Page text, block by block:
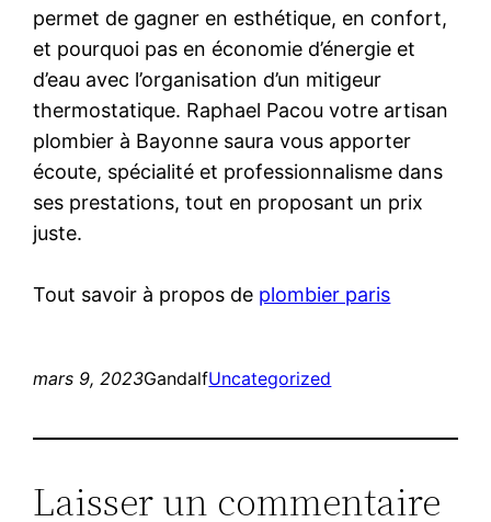
permet de gagner en esthétique, en confort,
et pourquoi pas en économie d’énergie et
d’eau avec l’organisation d’un mitigeur
thermostatique. Raphael Pacou votre artisan
plombier à Bayonne saura vous apporter
écoute, spécialité et professionnalisme dans
ses prestations, tout en proposant un prix
juste.
Tout savoir à propos de plombier paris
mars 9, 2023GandalfUncategorized
Laisser un commentaire